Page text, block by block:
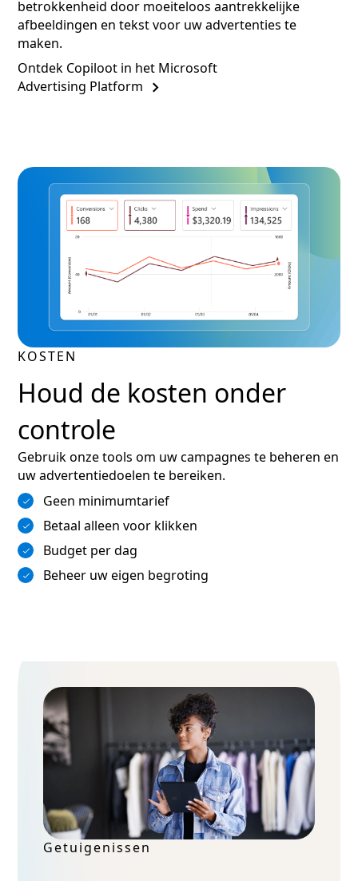
betrokkenheid door moeiteloos aantrekkelijke
afbeeldingen en tekst voor uw advertenties te
maken.
Ontdek Copiloot in het Microsoft
Advertising Platform
KOSTEN
Houd de kosten onder
controle
Gebruik onze tools om uw campagnes te beheren en
uw advertentiedoelen te bereiken.
Geen minimumtarief
Betaal alleen voor klikken
Budget per dag
Beheer uw eigen begroting
Getuigenissen